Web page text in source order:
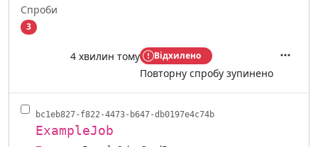
Спроби
3
4 хвилин тому Відхилено
Повторну спробу зупинено
Дії
bc1eb827-f822-4473-b647-db0197e4c74b
ExampleJob